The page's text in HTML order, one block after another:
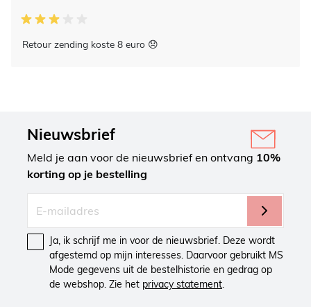
Retour zending koste 8 euro 😞
Nieuwsbrief
Meld je aan voor de nieuwsbrief en ontvang 10%
korting op je bestelling
Ja, ik schrijf me in voor de nieuwsbrief. Deze wordt
afgestemd op mijn interesses. Daarvoor gebruikt MS
Mode gegevens uit de bestelhistorie en gedrag op
de webshop. Zie het privacy statement.